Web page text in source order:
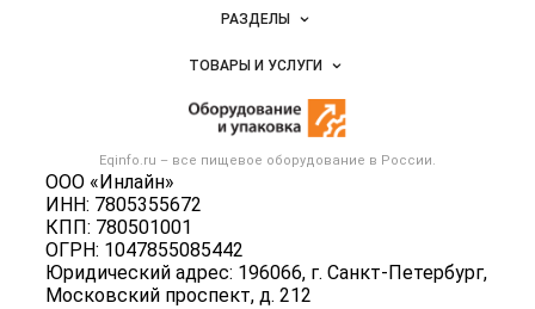
Eqinfo.ru – все пищевое оборудование в России.
ООО «Инлайн»
ИНН: 7805355672
КПП: 780501001
ОГРН: 1047855085442
Юридический адрес: 196066, г. Санкт-Петербург,
Московский проспект, д. 212
Новости Eqinfo.ru
Размещение рекламы
Публичная оферта
Контактная информация
Политика обработки персональных данных
РАЗДЕЛЫ
Объявления
Вакансии
Блог
ТОВАРЫ И УСЛУГИ
Оборудование для пищепрома
Тара и упаковка
Б/у оборудование
Информация о компаниях
Добавить объявление
Карта объявлений